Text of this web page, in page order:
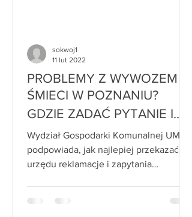
PROBLEMY Z WYWOZEM
ŚMIECI W POZNANIU?
GDZIE ZADAĆ PYTANIE I
ZGŁOSIĆ REKLAMACJĘ? (5
LUTEGO 2022)
Wydział Gospodarki Komunalnej UMP
podpowiada, jak najlepiej przekazać do
urzędu reklamacje i zapytania
sokwoj1
11 lut 2022